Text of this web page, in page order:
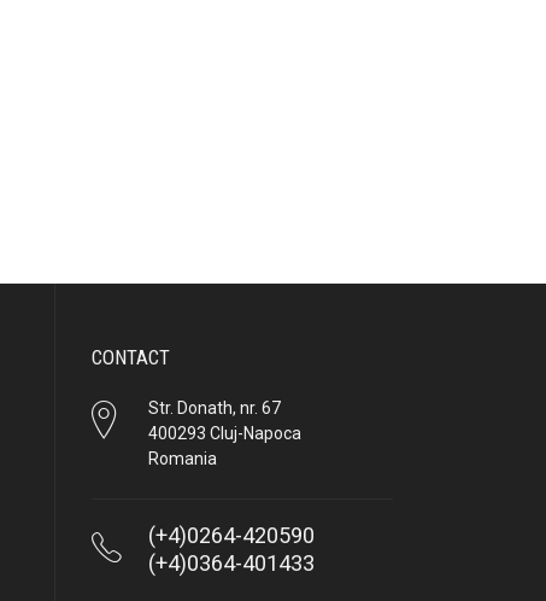
CONTACT
Str. Donath, nr. 67
400293 Cluj-Napoca
Romania
(+4)0264-420590
(+4)0364-401433